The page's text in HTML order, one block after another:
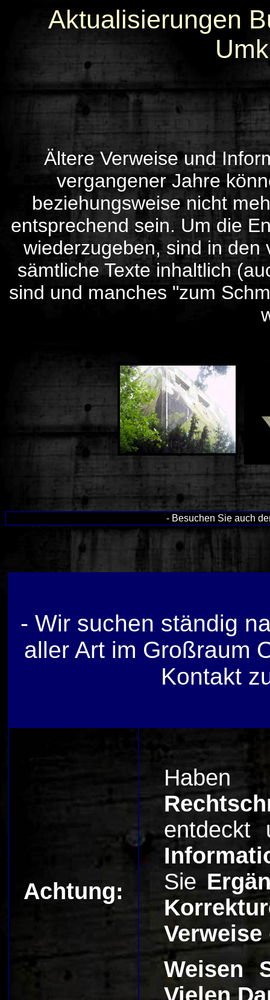
Aktualisierungen
Ältere Verweise und
vergangener Jahre
beziehungsweise nicht
entsprechend sein. Um die
wiederzugeben, sind in den
sämtliche Texte inhaltlich
sind und manches "zum
- Besuchen Sie auch
- Wir suchen ständig
aller Art im Großraum
Kontakt
Achtung:
Sie
Verweise
Weisen